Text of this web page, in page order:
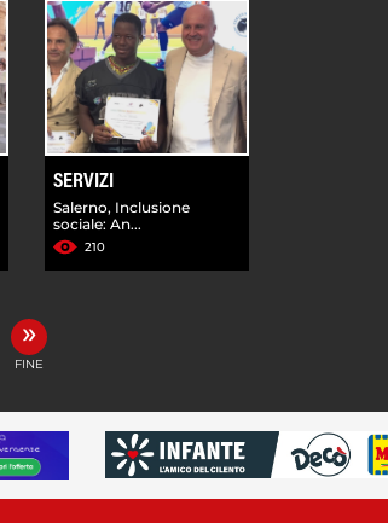
SERVIZI
Salerno, Inclusione
sociale: An...
210
»
FINE